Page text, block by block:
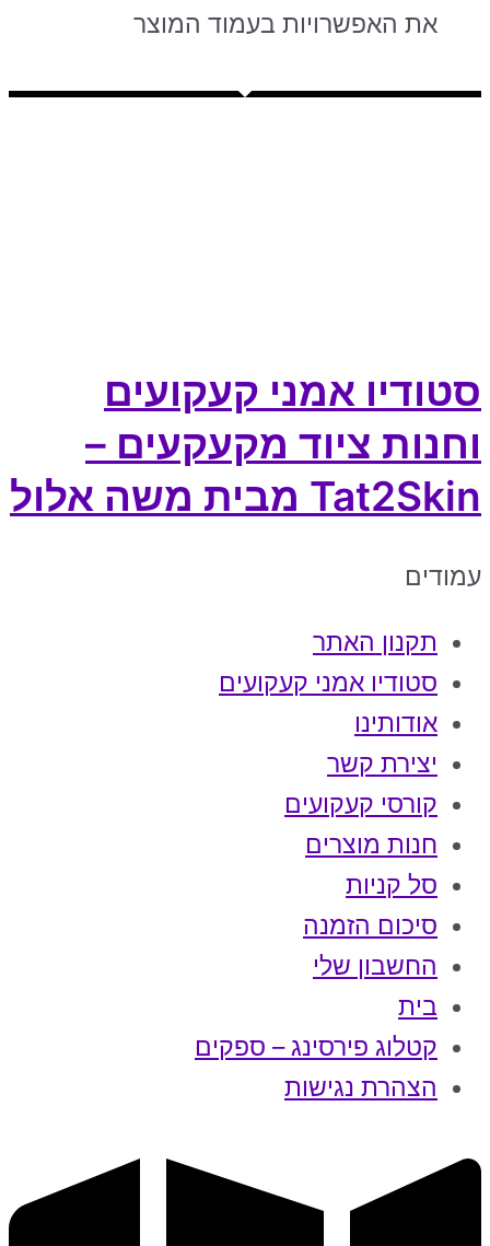
את האפשרויות בעמוד המוצר
סטודיו אמני קעקועים
וחנות ציוד מקעקעים –
Tat2Skin מבית משה אלול
עמודים
תקנון האתר
סטודיו אמני קעקועים
אודותינו
יצירת קשר
קורסי קעקועים
חנות מוצרים
סל קניות
סיכום הזמנה
החשבון שלי
בית
קטלוג פירסינג – ספקים
הצהרת נגישות